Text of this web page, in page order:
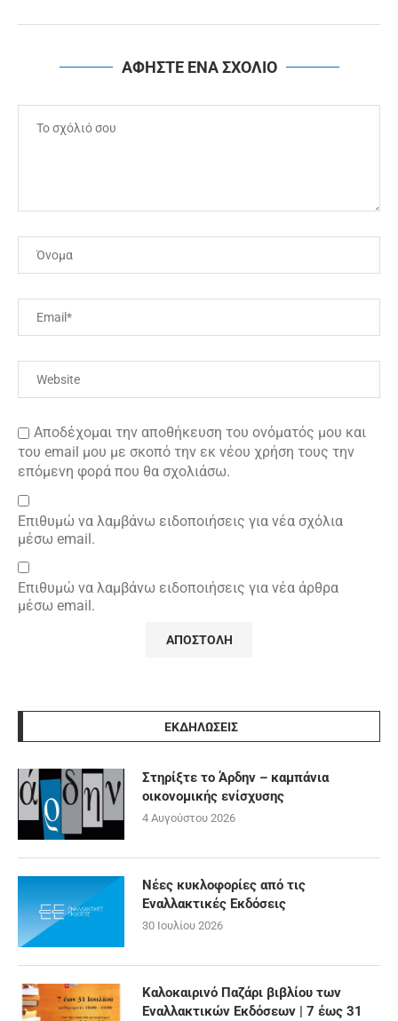
ΑΦΗΣΤΕ ΕΝΑ ΣΧΟΛΙΟ
Αποδέχομαι την αποθήκευση του ονόματός μου και
του email μου με σκοπό την εκ νέου χρήση τους την
επόμενη φορά που θα σχολιάσω.
Επιθυμώ να λαμβάνω ειδοποιήσεις για νέα σχόλια
μέσω email.
Επιθυμώ να λαμβάνω ειδοποιήσεις για νέα άρθρα
μέσω email.
ΕΚΔΗΛΩΣΕΙΣ
Στηρίξτε το Άρδην – καμπάνια
οικονομικής ενίσχυσης
4 Αυγούστου 2026
Νέες κυκλοφορίες από τις
Εναλλακτικές Εκδόσεις
30 Ιουλίου 2026
Καλοκαιρινό Παζάρι βιβλίου των
Εναλλακτικών Εκδόσεων | 7 έως 31